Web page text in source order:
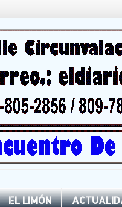
EL LIMÓN